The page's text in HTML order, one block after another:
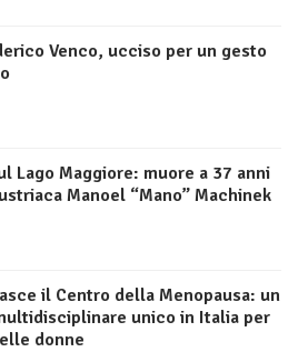
Venco, ucciso per un gesto
Lago Maggiore: muore a 37 anni
Manoel “Mano” Machinek
il Centro della Menopausa: un
unico in Italia per
donne